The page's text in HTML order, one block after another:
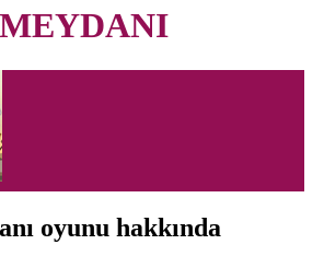
oyunu hakkında